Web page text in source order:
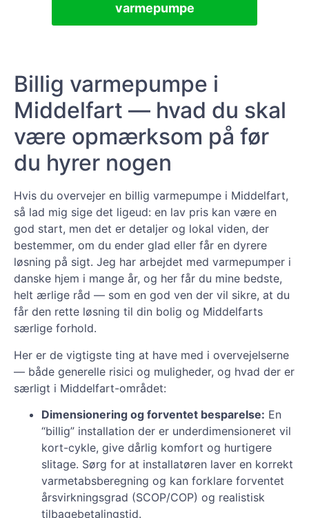
varmepumpe
Billig varmepumpe i
Middelfart — hvad du skal
være opmærksom på før
du hyrer nogen
Hvis du overvejer en billig varmepumpe i Middelfart,
så lad mig sige det ligeud: en lav pris kan være en
god start, men det er detaljer og lokal viden, der
bestemmer, om du ender glad eller får en dyrere
løsning på sigt. Jeg har arbejdet med varmepumper i
danske hjem i mange år, og her får du mine bedste,
helt ærlige råd — som en god ven der vil sikre, at du
får den rette løsning til din bolig og Middelfarts
særlige forhold.
Her er de vigtigste ting at have med i overvejelserne
— både generelle risici og muligheder, og hvad der er
særligt i Middelfart-området:
Dimensionering og forventet besparelse: En
“billig” installation der er underdimensioneret vil
kort-cykle, give dårlig komfort og hurtigere
slitage. Sørg for at installatøren laver en korrekt
varmetabsberegning og kan forklare forventet
årsvirkningsgrad (SCOP/COP) og realistisk
tilbagebetalingstid.